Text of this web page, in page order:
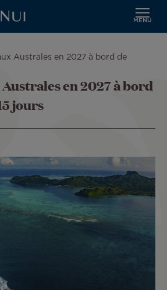
MENU
Australes en 2027 à bord de
en 2027 à bord
jours